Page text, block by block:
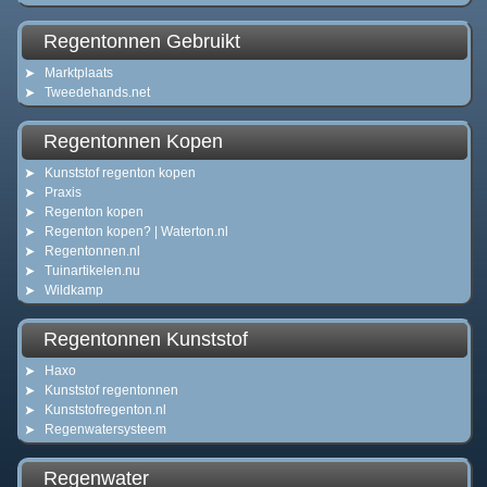
Regentonnen Gebruikt
Marktplaats
Tweedehands.net
Regentonnen Kopen
Kunststof regenton kopen
Praxis
Regenton kopen
Regenton kopen? | Waterton.nl
Regentonnen.nl
Tuinartikelen.nu
Wildkamp
Regentonnen Kunststof
Haxo
Kunststof regentonnen
Kunststofregenton.nl
Regenwatersysteem
Regenwater